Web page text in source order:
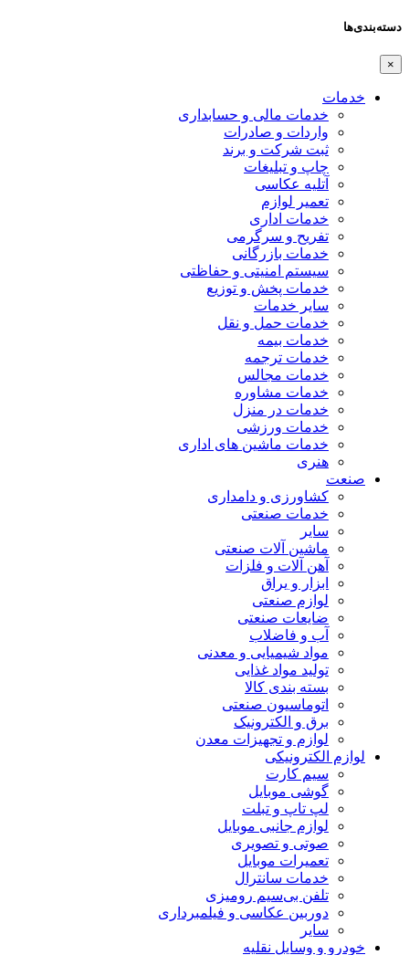
دسته‌بندی‌ها
×
خدمات
خدمات مالی و حسابداری
واردات و صادرات
ثبت شرکت و برند
چاپ و تبلیغات
آتلیه عکاسی
تعمیر لوازم
خدمات اداری
تفریح و سرگرمی
خدمات بازرگانی
سیستم امنیتی و حفاظتی
خدمات پخش و توزیع
سایر خدمات
خدمات حمل و نقل
خدمات بیمه
خدمات ترجمه
خدمات مجالس
خدمات مشاوره
خدمات در منزل
خدمات ورزشی
خدمات ماشین های اداری
هنری
صنعت
کشاورزی و دامداری
خدمات صنعتی
سایر
ماشین آلات صنعتی
آهن آلات و فلزات
ابزار و یراق
لوازم صنعتی
ضایعات صنعتی
آب و فاضلاب
مواد شیمیایی و معدنی
تولید مواد غذایی
بسته بندی کالا
اتوماسیون صنعتی
برق و الکترونیک
لوازم و تجهیزات معدن
لوازم الکترونیکی
سیم کارت
گوشی موبایل
لپ تاپ و تبلت
لوازم جانبی موبایل
صوتی و تصویری
تعمیرات موبایل
خدمات سانترال
تلفن بی‌سیم رومیزی
دوربین عکاسی و فیلمبرداری
سایر
خودرو و وسایل نقلیه